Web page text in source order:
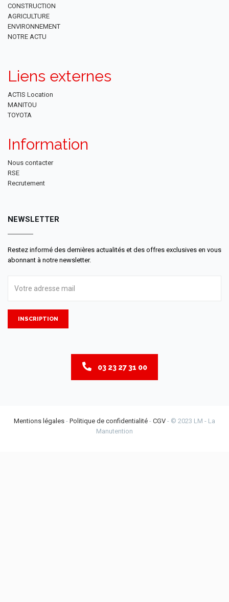
CONSTRUCTION
AGRICULTURE
ENVIRONNEMENT
NOTRE ACTU
Liens externes
ACTIS Location
MANITOU
TOYOTA
Information
Nous contacter
RSE
Recrutement
NEWSLETTER
Restez informé des dernières actualités et des offres exclusives en vous
abonnant à notre newsletter.
INSCRIPTION
03 23 27 31 00
Mentions légales - Politique de confidentialité - CGV - © 2023 LM - La
Manutention